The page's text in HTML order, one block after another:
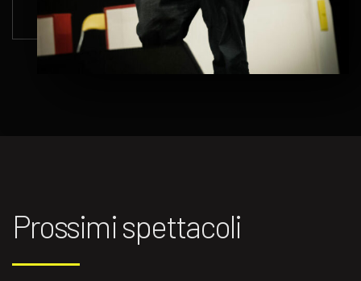
Prossimi spettacoli